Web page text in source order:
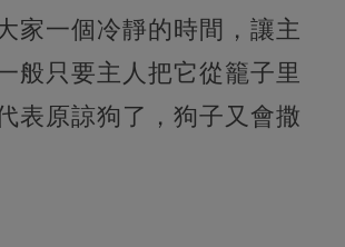
家一個冷靜的時間，讓主
般只要主人把它從籠子里
表原諒狗了，狗子又會撒
地玩。